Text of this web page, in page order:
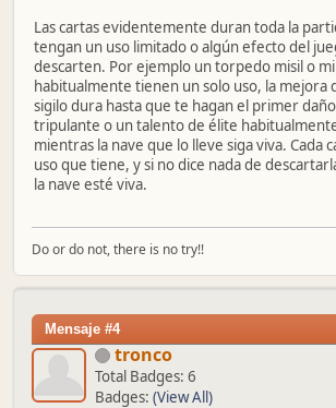
Las cartas evidentemente duran toda la
tengan un uso limitado o algún efecto del
descarten. Por ejemplo un torpedo misil o
habitualmente tienen un solo uso, la mejora
sigilo dura hasta que te hagan el primer
tripulante o un talento de élite
mientras la nave que lo lleve siga viva. Cada
uso que tiene, y si no dice nada de
la nave esté viva.
Do or do not, there is no try!!
Mensaje #4
tronco
Total Badges: 6
Badges: (View All)